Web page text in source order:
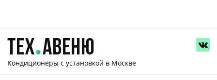
Кондиционеры с установкой в Москве